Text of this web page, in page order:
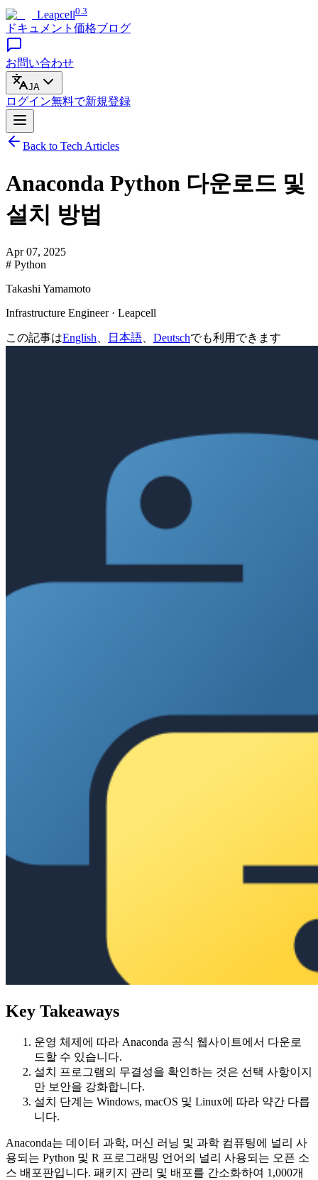
Leapcell0.3
ドキュメント 価格ブログ
お問い合わせ
JA
ログイン無料で新規登録
Back to Tech Articles
Anaconda Python 다운로드 및
설치 방법
Apr 07, 2025
# Python
Takashi Yamamoto
Infrastructure Engineer · Leapcell
この記事はEnglish 日本語 Deutschでも利用できます
Key Takeaways
운영 체제에 따라 Anaconda 공식 웹사이트에서 다운로
드할 수 있습니다.
설치 프로그램의 무결성을 확인하는 것은 선택 사항이지
만 보안을 강화합니다.
설치 단계는 Windows, macOS 및 Linux에 따라 약간 다릅
니다.
Anaconda는 데이터 과학, 머신 러닝 및 과학 컴퓨팅에 널리 사
용되는 Python 및 R 프로그래밍 언어의 널리 사용되는 오픈 소
스 배포판입니다. 패키지 관리 및 배포를 간소화하여 1,000개